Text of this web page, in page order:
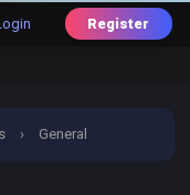
Register
› General